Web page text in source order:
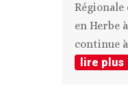
Régionale
en Herbe
continue
lire plus